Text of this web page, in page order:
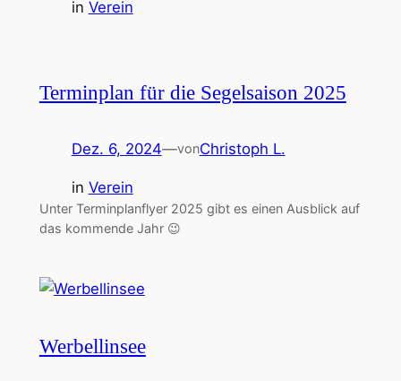
in Verein
Terminplan für die Segelsaison 2025
Dez. 6, 2024—vonChristoph L.
in Verein
Unter Terminplanflyer 2025 gibt es einen Ausblick auf
das kommende Jahr 😉
Werbellinsee